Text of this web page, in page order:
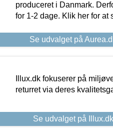
produceret i Danmark.
for 1-2 dage. Klik her for at
Se udvalget på
Illux.dk fokuserer på
returret via deres
Se udvalget på Illux.dk